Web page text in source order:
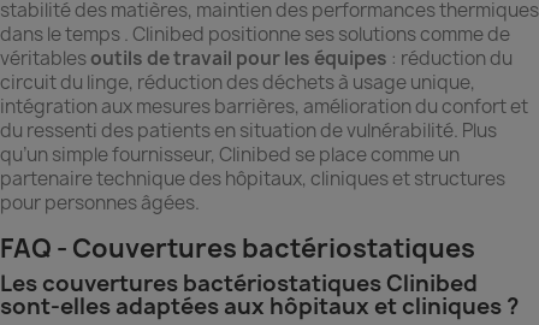
stabilité des matières, maintien des performances thermiques
dans le temps . Clinibed positionne ses solutions comme de
véritablesoutils de travail pour les équipes : réduction du
circuit du linge, réduction des déchets à usage unique,
intégration aux mesures barrières, amélioration du confort et
du ressenti des patients en situation de vulnérabilité. Plus
qu’un simple fournisseur, Clinibed se place comme un
partenaire technique des hôpitaux, cliniques et structures
pour personnes âgées.
FAQ - Couvertures bactériostatiques
Les couvertures bactériostatiques Clinibed
sont-elles adaptées aux hôpitaux et cliniques ?